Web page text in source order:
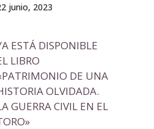
junio, 2023
ESTÁ DISPONIBLE
LIBRO
DE UNA
OLVIDADA.
GUERRA CIVIL EN EL